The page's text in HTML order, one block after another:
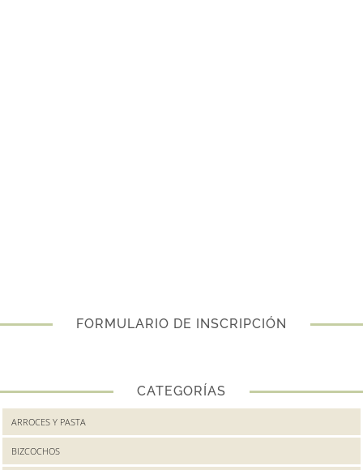
FORMULARIO DE INSCRIPCIÓN
CATEGORÍAS
ARROCES Y PASTA
BIZCOCHOS